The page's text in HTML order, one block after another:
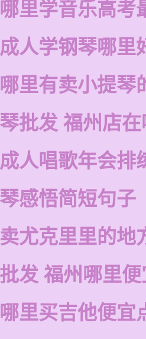
里学音乐高考
人学钢琴哪里
里有卖小提琴
批发 福州店
人唱歌年会排
感悟简短句子
尤克里里的地
发 福州哪里
里买吉他便宜